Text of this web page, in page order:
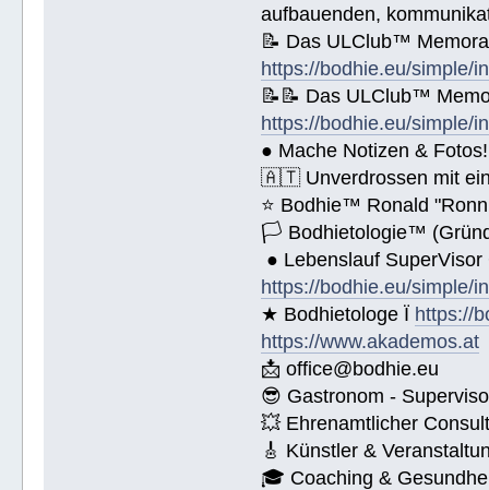
aufbauenden,
📝 Das ULClub™
https://bodhie.eu/simple/
📝📝 Das ULClub™
https://bodhie.eu/simple/
● Mache Notizen & Fotos!
🇦🇹 Unverdrossen mit
⭐️ Bodhie™ Ronald
🏳 Bodhietologie™
● Lebenslauf
https://bodhie.eu/simple/
★ Bodhietologe Ï https://
https://www.akademos.at
📩 office@bodhie.eu
😎 Gastronom -
💥 Ehrenamtlicher
🎸 Künstler &
🎓 Coaching &